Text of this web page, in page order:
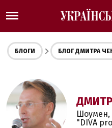
БЛОГИ БЛОГ ДМИТРА
Шоумен,
"DIVA